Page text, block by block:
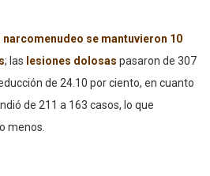
narcomenudeo se mantuvieron 10
; las lesiones dolosas pasaron de 307
de 24.10 por ciento, en cuanto
de 211 a 163 casos, lo que
menos.